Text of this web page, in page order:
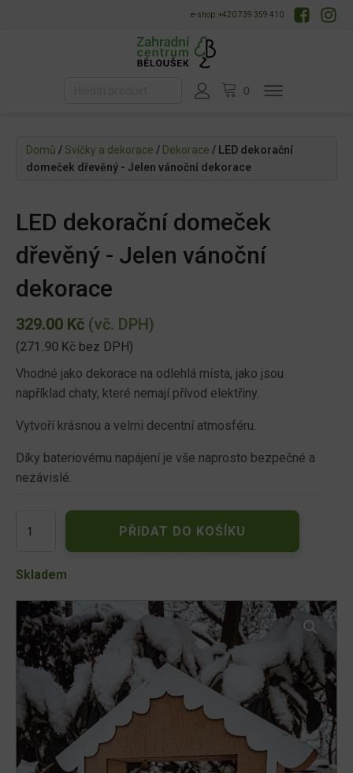
e-shop: +420 739 359 410
Domů /Svíčky a dekorace / Dekorace / LED dekorační
domeček dřevěný - Jelen vánoční dekorace
LED dekorační domeček
dřevěný - Jelen vánoční
dekorace
329.00 Kč (vč. DPH)
(271.90 Kč bez DPH)
Vhodné jako dekorace na odlehlá místa, jako jsou
například chaty, které nemají přívod elektřiny.
Vytvoří krásnou a velmi decentní atmosféru.
Díky bateriovému napájení je vše naprosto bezpečné a
nezávislé.
dekorační
dřevěný
Jelen
vánoční
dekorace
množství
PŘIDAT DO KOŠÍKU
Skladem